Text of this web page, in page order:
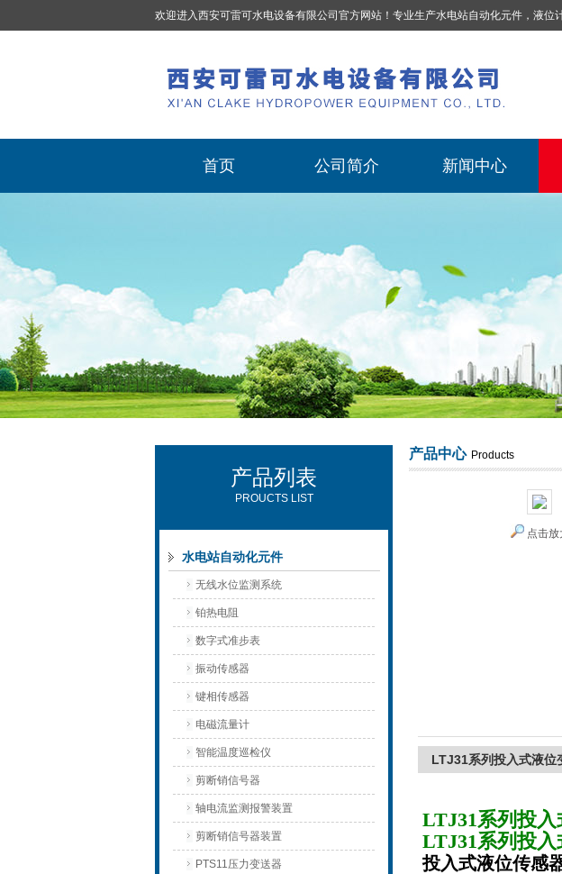
欢迎进入西安可雷可水电设备有限公司官方网站！专业生产水电站自动化元件，液位计、流量计、压力变送器、油混水控制器、温度传感器、电磁阀球阀蝶阀、测速装置、位移变送
西安可雷可水电设备有限公司
首页 公司简介 新闻中心
产品列表
PROUCTS LIST
水电站自动化元件
无线水位监测系统
铂热电阻
数字式准步表
振动传感器
键相传感器
电磁流量计
智能温度巡检仪
剪断销信号器
轴电流监测报警装置
剪断销信号器装置
PTS11压力变送器
产品中心 Products
点击放
LTJ31系列投入式液
LTJ31系列投入
LTJ31系列投入
投入式液位传感